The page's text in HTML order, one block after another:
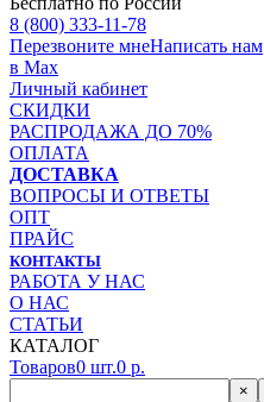
8 (800) 333-11-78
Перезвоните мнеНаписать нам
в Max
Личный кабинет
СКИДКИ
РАСПРОДАЖА ДО 70%
ОПЛАТА
ДОСТАВКА
ВОПРОСЫ И ОТВЕТЫ
ОПТ
ПРАЙС
КОНТАКТЫ
РАБОТА У НАС
О НАС
СТАТЬИ
КАТАЛОГ
Товаров0 шт.0 р.
×